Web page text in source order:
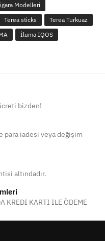
Modelleri
Terea sticks
Terea Turkuaz
İluma IQOS
bizden!
para iadesi veya değişim
altındadır.
KREDİ KARTI İLE ÖDEME